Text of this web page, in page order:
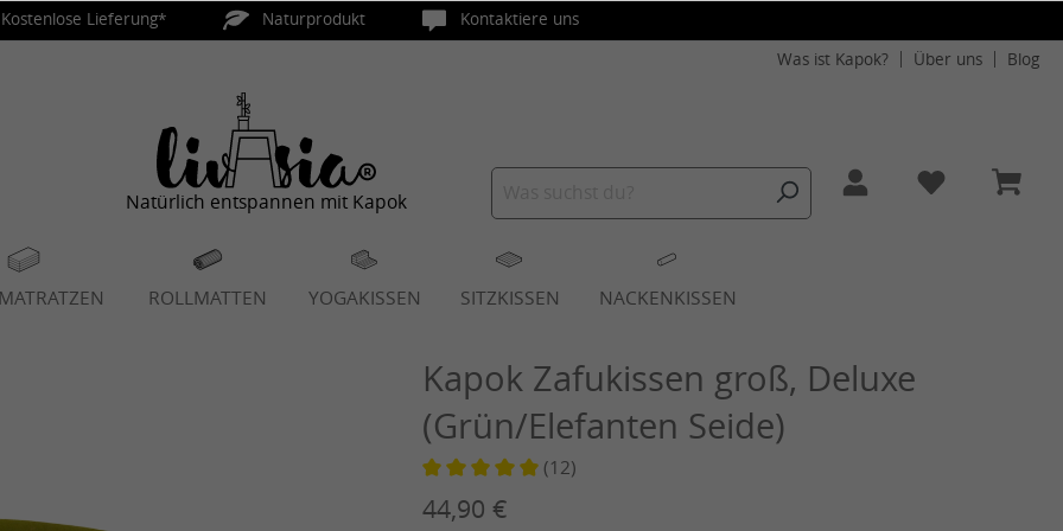
Kostenlose Lieferung* Naturprodukt
Kontaktiere uns
Was ist Kapok?
Über uns Blog
Natürlich entspannen mit Kapok
ROLLMATTEN YOGAKISSEN SITZKISSEN NACKENKISSEN
Kapok Zafukissen groß, Deluxe
(Grün/Elefanten Seide)
Durchschnittliche Bewertung von 5 von 5 Sternen
(12)
44,90 €